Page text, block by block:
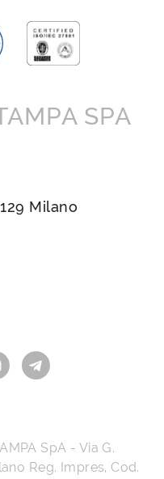
SPA
Milano
SpA - Via G.
Reg. Impres, Cod.